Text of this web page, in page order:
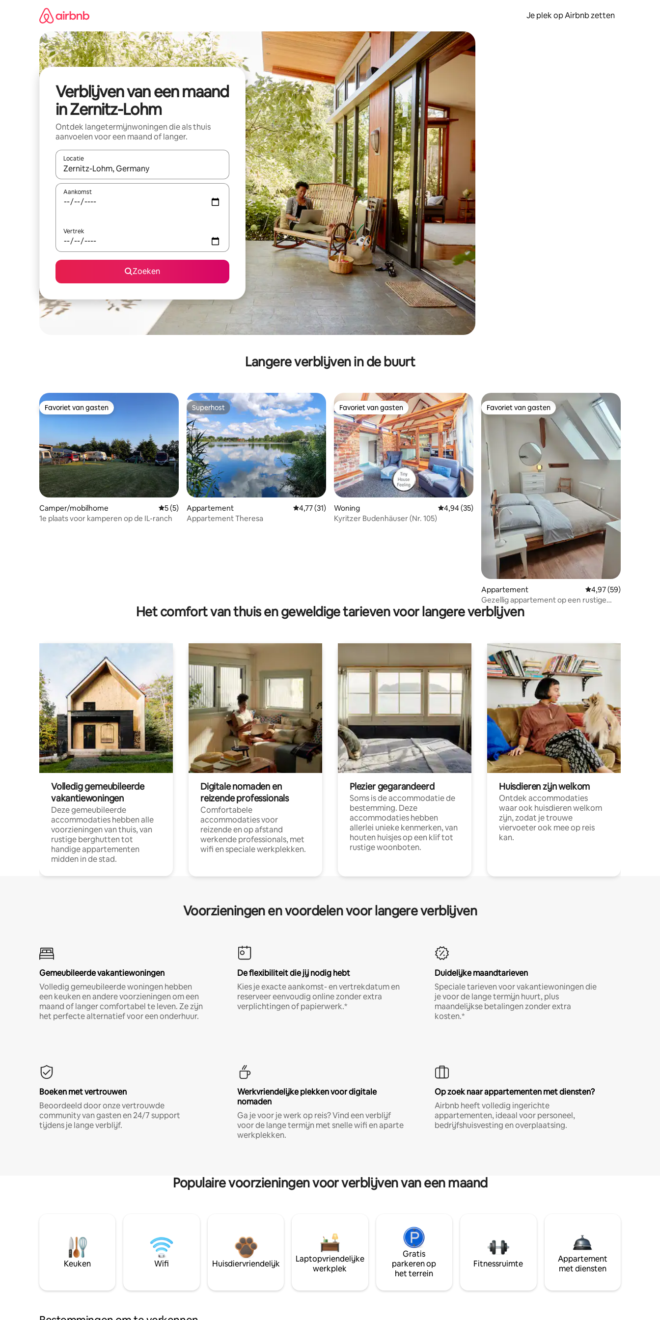
Je plek op Airbnb zetten
Verblijven van een maand
in Zernitz-Lohm
Ontdek langetermijnwoningen die als thuis
aanvoelen voor een maand of langer.
Locatie
Wanneer er resultaten beschikbaar zijn, maak je een keuze met je de pijltjestoetsen omhoog en omlaag, óf door te tikken of swipen.
Aankomst
Vertrek
Zoeken
Langere verblijven in de buurt
Favoriet van gasten
Favoriet van gasten
Camper/mobilhome Gemiddelde beoordeling van 5 op 5, 5 recensies
5 (5)
1e plaats voor kamperen op de IL-ranch
Superhost
Superhost
Appartement Gemiddelde beoordeling van 4,77 op 5, 31 recensies
4,77 (31)
Appartement Theresa
Favoriet van gasten
Favoriet van gasten
Woning Gemiddelde beoordeling van 4,94 op 5, 35 recensies
4,94 (35)
Kyritzer Budenhäuser (Nr. 105)
Favoriet van gasten
Favoriet van gasten
Appartement Gemiddelde
4,97 (59)
Gezellig appartement op een rustige
locatie
Het comfort van thuis en geweldige tarieven voor langere verblijven
Volledig gemeubileerde
vakantiewoningen
Deze gemeubileerde
accommodaties hebben alle
voorzieningen van thuis, van
rustige berghutten tot
handige appartementen
midden in de stad.
Digitale nomaden en
reizende professionals
Comfortabele
accommodaties voor
reizende en op afstand
werkende professionals, met
wifi en speciale werkplekken.
Plezier gegarandeerd
Soms is de accommodatie de
bestemming. Deze
accommodaties hebben
allerlei unieke kenmerken, van
houten huisjes op een klif tot
rustige woonboten.
Huisdieren zijn welkom
Ontdek accommodaties
waar ook huisdieren welkom
zijn, zodat je trouwe
viervoeter ook mee op reis
kan.
Voorzieningen en voordelen voor langere verblijven
Gemeubileerde vakantiewoningen
Volledig gemeubileerde woningen hebben
een keuken en andere voorzieningen om een
maand of langer comfortabel te leven. Ze zijn
het perfecte alternatief voor een onderhuur.
De flexibiliteit die jij nodig hebt
Kies je exacte aankomst- en vertrekdatum en
reserveer eenvoudig online zonder extra
verplichtingen of papierwerk.*
Duidelijke maandtarieven
Speciale tarieven voor vakantiewoningen die
je voor de lange termijn huurt, plus
maandelijkse betalingen zonder extra
kosten.*
Boeken met vertrouwen
Beoordeeld door onze vertrouwde
community van gasten en 24/7 support
tijdens je lange verblijf.
Werkvriendelijke plekken voor digitale
nomaden
Ga je voor je werk op reis? Vind een verblijf
voor de lange termijn met snelle wifi en aparte
werkplekken.
Op zoek naar appartementen met diensten?
Airbnb heeft volledig ingerichte
appartementen, ideaal voor personeel,
bedrijfshuisvesting en overplaatsing.
Populaire voorzieningen voor verblijven van een maand
Keuken Wifi Huisdiervriendelijk
Laptopvriendelijke
werkplek
Gratis
parkeren op
het terrein
Fitnessruimte
Appartement
met diensten